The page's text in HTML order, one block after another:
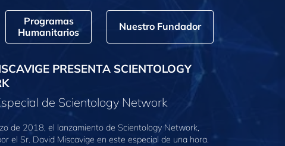
Programas
Humanitarios
Nuestro Fundador
PRESENTA SCIENTOLOGY
de Scientology Network
de 2018, el lanzamiento de Scientology Network,
el Sr. David Miscavige en este especial de una hora.